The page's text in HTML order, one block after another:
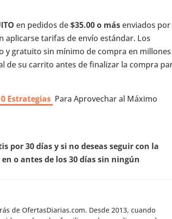
en pedidos de$35.00 o más enviados por
aplicarse tarifas de envío estándar. Los
y gratuito sin mínimo de compra en
de su carrito antes de finalizar la compra
Estrategias Para Aprovechar al Máximo
por 30 días y si no deseas seguir con la
o antes de los 30 días sin ningún
de OfertasDiarias.com. Desde 2013, cuando